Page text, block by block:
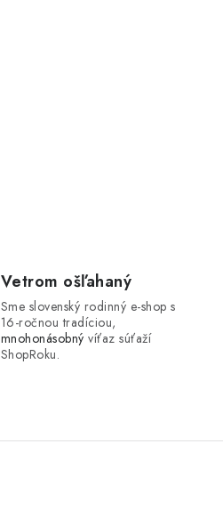
Vetrom ošľahaný
Sme slovenský rodinný e-shop s
16-ročnou tradíciou,
mnohonásobný víťaz súťaží
ShopRoku.